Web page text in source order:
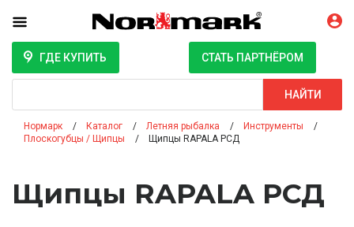
ГДЕ КУПИТЬ СТАТЬ ПАРТНЁРОМ
НАЙТИ
Нормарк Каталог Летняя рыбалка
Инструменты
Плоскогубцы / Щипцы
Щипцы RAPALA РСД
Щипцы RAPALA РСД